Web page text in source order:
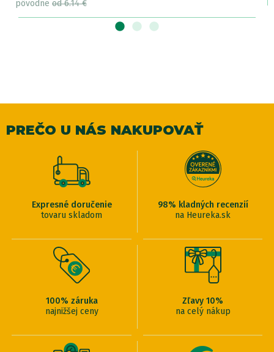
pôvodne od 6.14 €
PREČO U NÁS NAKUPOVAŤ
Expresné doručenie
tovaru skladom
98% kladných recenzií
na Heureka.sk
100% záruka
najnižšej ceny
Zľavy 10%
na celý nákup